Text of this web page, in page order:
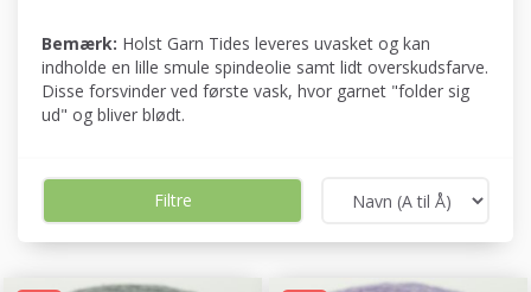
Bemærk: Holst Garn Tides leveres uvasket og kan
indholde en lille smule spindeolie samt lidt overskudsfarve.
Disse forsvinder ved første vask, hvor garnet "folder sig
ud" og bliver blødt.
Filtre